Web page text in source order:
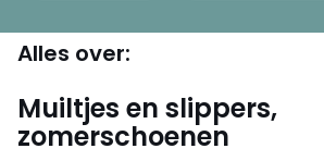
Alles over:
Muiltjes en slippers,
zomerschoenen